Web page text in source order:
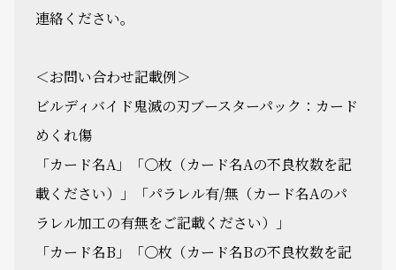
連絡ください。
＜お問い合わせ記載例＞
ビルディバイド鬼滅の刃ブースターパック：カード
めくれ傷
「カード名A」「〇枚（カード名Aの不良枚数を記
載ください）」「パラレル有/無（カード名Aのパ
ラレル加工の有無をご記載ください）」
「カード名B」「〇枚（カード名Bの不良枚数を記